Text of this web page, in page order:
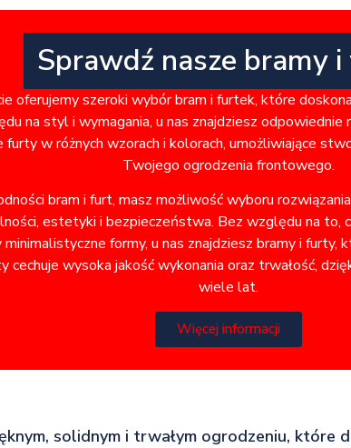
Sprawdź nasze bramy
oferujemy szeroki wybór bram i furtek, które
na styl i wymagania, u nas znajdziesz odpowiednie
furty w różnych wzorach i kolorach, umożliwiające
Twojego ogrodzenia frontowego.
bram i furt, masz możliwość wyboru
estetyki i bezpieczeństwa. Bez względu na to,
formy, u nas znajdziesz bramy i
cechuje wysoka jakość wykonania oraz trwałość,
wiele lat.
Więcej informacji
solidnym i trwałym ogrodzeniu, które